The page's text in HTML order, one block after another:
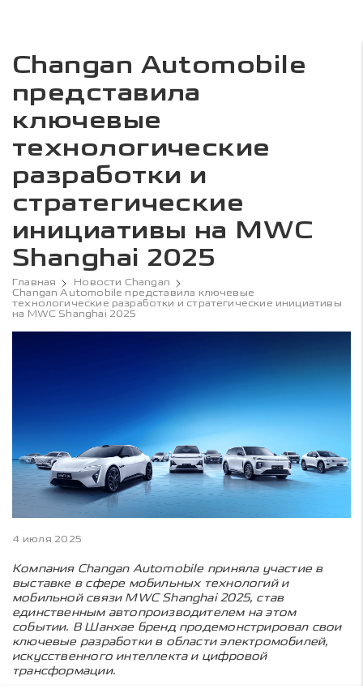
Changan Automobile
представила
ключевые
технологические
разработки и
стратегические
инициативы на MWC
Shanghai 2025
Главная
Новости Changan
Changan Automobile представила ключевые
технологические разработки и стратегические инициативы
на MWC Shanghai 2025
4 июля 2025
Компания Changan Automobile приняла участие в
выставке в сфере мобильных технологий и
мобильной связи MWC Shanghai 2025, став
единственным автопроизводителем на этом
событии. В Шанхае бренд продемонстрировал свои
ключевые разработки в области электромобилей,
искусственного интеллекта и цифровой
трансформации.